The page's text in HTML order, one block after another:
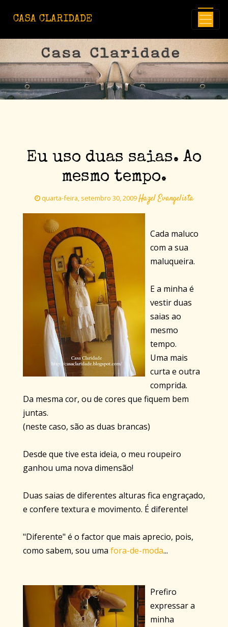
CASA CLARIDADE
Eu uso duas saias. Ao
mesmo tempo.
quarta-feira, setembro 30, 2009Hazel Evangelista
Cada maluco
com a sua
maluqueira.
E a minha é
vestir duas
saias ao
mesmo
tempo.
Uma mais
curta e outra
comprida.
Da mesma cor, ou de cores que fiquem bem
juntas.
(neste caso, são as duas brancas)
Desde que tive esta ideia, o meu roupeiro
ganhou uma nova dimensão!
Duas saias de diferentes alturas fica engraçado,
e confere textura e movimento. É diferente!
"Diferente" é o factor que mais aprecio, pois,
como sabem, sou uma fora-de-moda...
Prefiro
expressar a
minha